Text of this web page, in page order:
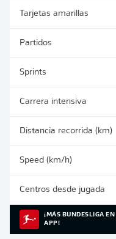
Tarjetas amarillas
Partidos
Sprints
Carrera intensiva
Distancia recorrida (km)
Speed (km/h)
Centros desde jugada
¡MÁS BUNDESLIGA EN
APP!